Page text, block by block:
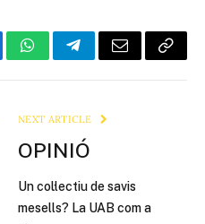
WhatsAppTelegramEmail Copy
NEXT ARTICLE
OPINIÓ
Un col·lectiu de savis
mesells? La UAB com a